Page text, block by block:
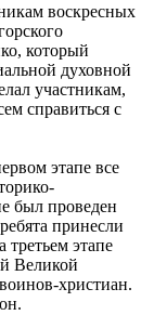
воскресных
который
духовной
участникам,
справиться с
этапе все
был проведен
принесли
этапе
Великой
христиан.